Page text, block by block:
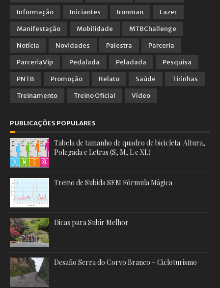
Informação
Iniciantes Ironman
Lazer
Manifestação
Mobilidade
MTBChallenge
Notícia
Novidades Palestra
Parceria
ParceriaVip
Pedalada Peladada
Pesquisa
PNTB
Promoção Relato Saúde
Tirinhas
Treinamento
Treino Oficial Vídeo
PUBLICAÇÕES POPULARES
Tabela de tamanho de quadro de bicicleta: Altura,
Polegada e Letras (S, M, L e XL)
Treino de Subida SEM Fórmula Mágica
Dicas para Subir Melhor
Desafio Serra do Corvo Branco – Cicloturismo